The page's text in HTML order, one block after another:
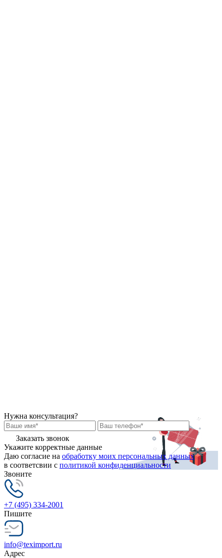
Нужна консультация?
Заказать звонок
Укажите корректные данные
Даю согласие на обработку моих персональных данных
в соответсвии с политикой конфиденциальности
Звоните
+7 (495) 334-2001
Пишите
info@teximport.ru
Адрес